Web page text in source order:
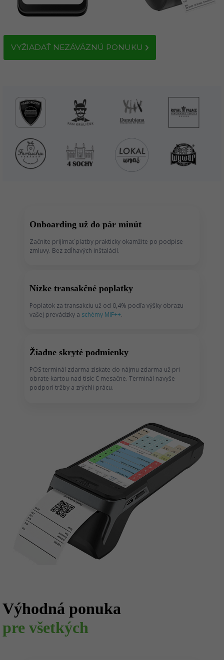
VYŽIADAŤ NEZÁVÄZNÚ PONUKU
Onboarding už do pár minút
Začnite prijímať platby prakticky okamžite po podpise
zmluvy. Bez zdĺhavých inštalácií.
Nízke transakčné poplatky
Poplatok za transakciu už od 0,4% podľa výšky obrazu
vašej prevádzky a schémy MIF++.
Žiadne skryté podmienky
POS terminál zdarma získate do nájmu zdarma už pri
obrate kartou nad tisíc € mesačne. Terminál navyše
podporí tržby a zrýchli prácu.
Výhodná ponuka
pre všetkých